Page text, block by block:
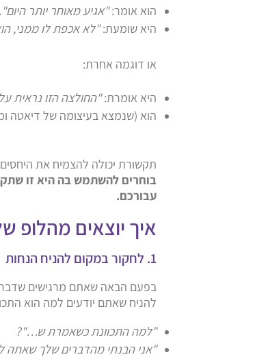
הוא אומר:"אגיע מאוחר יותר היום" .
היא שומעת:"לא אכפת לו ממני,
או דוגמה אחרת:
היא אומרת:"החולצה הזו נראית
הוא (שנמצא בעיצומה של דיאטה
תקשורת יכולה להצמיח את
בוחרים להשתמש בה היא זו
עבורכם.
איך יוצאים מהלופ
1. לחקור במקום להניח הנחות
בפעם הבאה שאתם מרגישים
להניח שאתם יודעים למה הוא
"למה התכוונת כשאמרת ש…"?
"אני הבנתי מהדברים שלך שאתה